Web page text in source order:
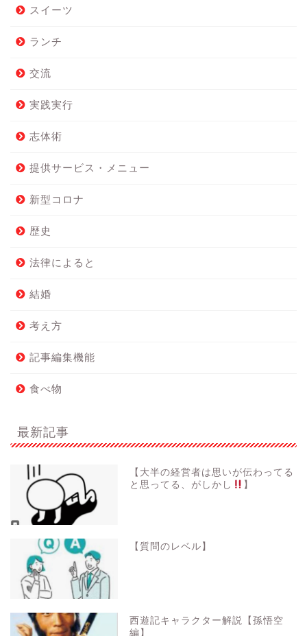
スイーツ
ランチ
交流
実践実行
志体術
提供サービス・メニュー
新型コロナ
歴史
法律によると
結婚
考え方
記事編集機能
食べ物
最新記事
【大半の経営者は思いが伝わってる
と思ってる、がしかし
】
【質問のレベル】
西遊記キャラクター解説【孫悟空
編】